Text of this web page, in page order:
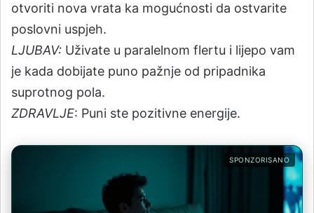
otvoriti nova vrata ka mogućnosti da ostvarite
poslovni uspjeh.
LJUBAV: Uživate u paralelnom flertu i lijepo vam
je kada dobijate puno pažnje od pripadnika
suprotnog pola.
ZDRAVLJE: Puni ste pozitivne energije.
SPONZORISANO